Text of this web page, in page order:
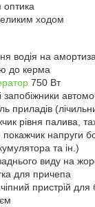
оптика
ходом
водія на
до керма
750 Вт
запобіжники
приладів
рівня палива,
напруги
та ін.)
виду на
для причепа
пристрій